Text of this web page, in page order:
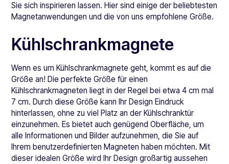
Sie sich inspirieren lassen. Hier sind einige der beliebtesten
Magnetanwendungen und die von uns empfohlene Größe.
Kühlschrankmagnete
Wenn es um Kühlschrankmagnete geht, kommt es auf die
Größe an! Die perfekte Größe für einen
Kühlschrankmagneten liegt in der Regel bei etwa 4 cm mal
7 cm. Durch diese Größe kann Ihr Design Eindruck
hinterlassen, ohne zu viel Platz an der Kühlschranktür
einzunehmen. Es bietet auch genügend Oberfläche, um
alle Informationen und Bilder aufzunehmen, die Sie auf
Ihrem benutzerdefinierten Magneten haben möchten. Mit
dieser idealen Größe wird Ihr Design großartig aussehen